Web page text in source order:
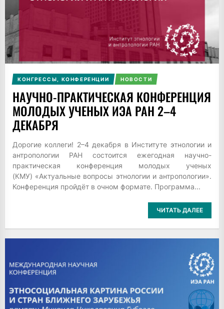
КОНГРЕССЫ, КОНФЕРЕНЦИИ НОВОСТИ
НАУЧНО-ПРАКТИЧЕСКАЯ КОНФЕРЕНЦИЯ
МОЛОДЫХ УЧЕНЫХ ИЭА РАН 2–4
ДЕКАБРЯ
Дорогие коллеги! 2–4 декабря в Институте этнологии и
антропологии РАН состоится ежегодная научно-
практическая конференция молодых ученых
(КМУ) «Актуальные вопросы этнологии и антропологии».
Конференция пройдёт в очном формате. Программа...
ЧИТАТЬ ДАЛЕЕ